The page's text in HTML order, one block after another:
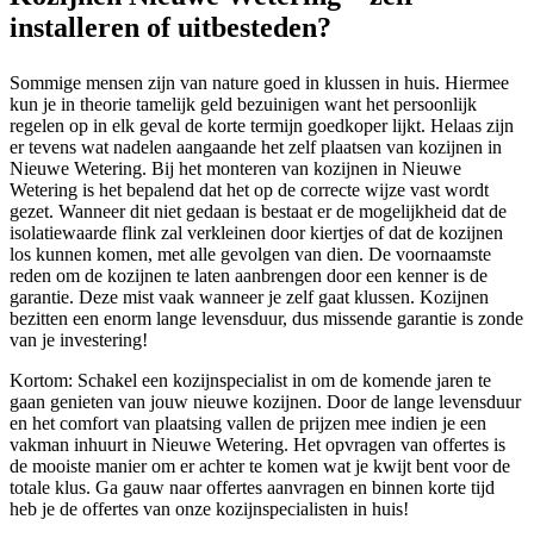
installeren of uitbesteden?
Sommige mensen zijn van nature goed in klussen in huis. Hiermee
kun je in theorie tamelijk geld bezuinigen want het persoonlijk
regelen op in elk geval de korte termijn goedkoper lijkt. Helaas zijn
er tevens wat nadelen aangaande het zelf plaatsen van kozijnen in
Nieuwe Wetering. Bij het monteren van kozijnen in Nieuwe
Wetering is het bepalend dat het op de correcte wijze vast wordt
gezet. Wanneer dit niet gedaan is bestaat er de mogelijkheid dat de
isolatiewaarde flink zal verkleinen door kiertjes of dat de kozijnen
los kunnen komen, met alle gevolgen van dien. De voornaamste
reden om de kozijnen te laten aanbrengen door een kenner is de
garantie. Deze mist vaak wanneer je zelf gaat klussen. Kozijnen
bezitten een enorm lange levensduur, dus missende garantie is zonde
van je investering!
Kortom: Schakel een kozijnspecialist in om de komende jaren te
gaan genieten van jouw nieuwe kozijnen. Door de lange levensduur
en het comfort van plaatsing vallen de prijzen mee indien je een
vakman inhuurt in Nieuwe Wetering. Het opvragen van offertes is
de mooiste manier om er achter te komen wat je kwijt bent voor de
totale klus. Ga gauw naar offertes aanvragen en binnen korte tijd
heb je de offertes van onze kozijnspecialisten in huis!